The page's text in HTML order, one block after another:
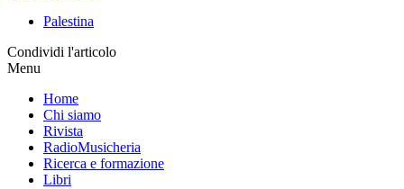
Palestina
Condividi l'articolo
Menu
Home
Chi siamo
Rivista
RadioMusicheria
Ricerca e formazione
Libri